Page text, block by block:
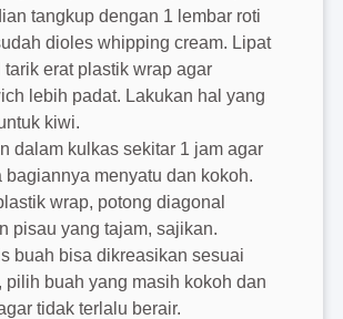
tangkup dengan 1 lembar roti
dioles whipping cream. Lipat
tarik erat plastik wrap agar
lebih padat. Lakukan hal yang
kiwi.
dalam kulkas sekitar 1 jam agar
bagiannya menyatu dan kokoh.
wrap, potong diagonal
pisau yang tajam, sajikan.
buah bisa dikreasikan sesuai
pilih buah yang masih kokoh dan
tidak terlalu berair.